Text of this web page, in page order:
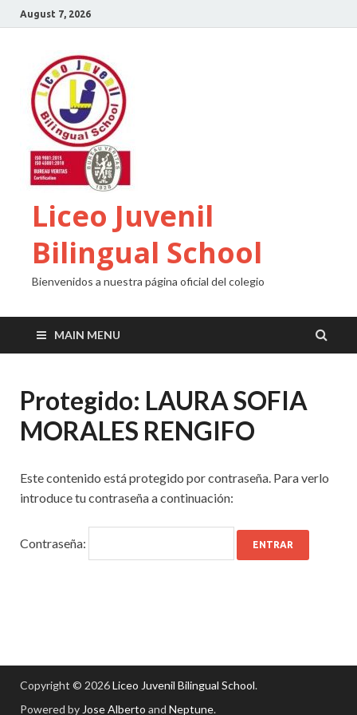
August 7, 2026
Liceo Juvenil
Bilingual School
Bienvenidos a nuestra página oficial del colegio
MAIN MENU
Protegido: LAURA SOFIA
MORALES RENGIFO
Este contenido está protegido por contraseña. Para verlo
introduce tu contraseña a continuación:
Contraseña:
Copyright © 2026Liceo Juvenil Bilingual School.
Powered by Jose Alberto and Neptune.